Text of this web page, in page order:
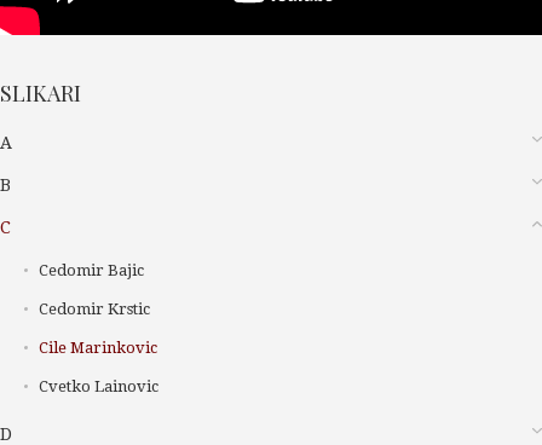
SLIKARI
A
B
C
Cedomir Bajic
Cedomir Krstic
Cile Marinkovic
Cvetko Lainovic
D